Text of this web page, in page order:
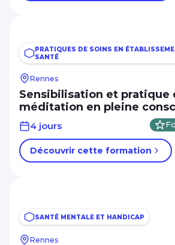
PRATIQUES DE SOINS EN
SANTÉ
Rennes
Sensibilisation et pratique
méditation en pleine
4 jours
Découvrir cette formation
SANTÉ MENTALE ET HANDICAP
Rennes